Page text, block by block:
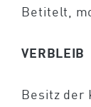
Betitelt,
VERBLEIB
Besitz der